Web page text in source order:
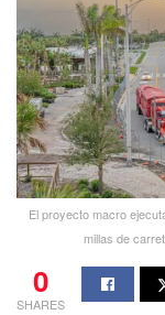
El proyecto macro
millas de
0
SHARES